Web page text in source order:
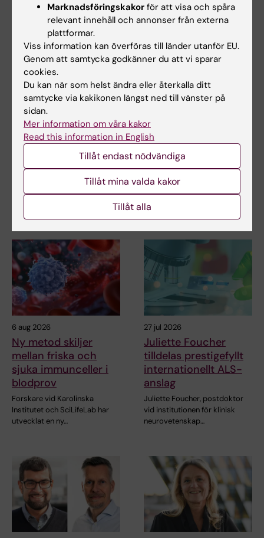
Tags
Pris
Cell- och molekylärbiologi Immunologi
Uppdaterad av:
Kia Olsson 2023-11-15
Dela
Relaterade artiklar
6 aug 2026
Ny metod skiljer
mellan friska och
sjuka immunceller i
blodprov
Forskare vid Karolinska
Institutet och SciLifeLab har
utvecklat en ny…
27 jul 2026
Juliette Foucher
tilldelas prestigefyllt
internationellt ALS-
anslag
Juliette Foucher, postdoktor
vid institutionen för klinisk
neurovetenskap…
Marknadsföringskakor för att visa och spåra
relevant innehåll och annonser från externa
plattformar.
Viss information kan överföras till länder utanför EU.
Genom att samtycka godkänner du att vi sparar
cookies.
Du kan när som helst ändra eller återkalla ditt
samtycke via kakikonen längst ned till vänster på
sidan.
Mer information om våra kakor
Read this information in English
Tillåt endast nödvändiga
Tillåt mina valda kakor
Tillåt alla